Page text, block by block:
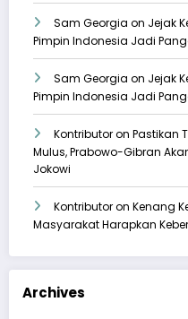
Sam Georgia on Jejak
Pimpin Indonesia Jadi
Sam Georgia on Jejak
Pimpin Indonesia Jadi
Kontributoron Pastikan
Mulus, Prabowo-Gibran
Jokowi
Kontributoron Kenang
Masyarakat Harapkan
Archives